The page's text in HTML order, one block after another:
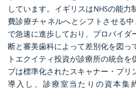
しています。イギリスはNHSの能力
費診療チャネルへとシフトさせる中
で急速に進歩しており、プロバイダ
断と審美歯科によって差別化を図っ
トエクイティ投資が診療所の統合を
プは標準化されたスキャナー・プリ
導入し、診療室当たりの資本集